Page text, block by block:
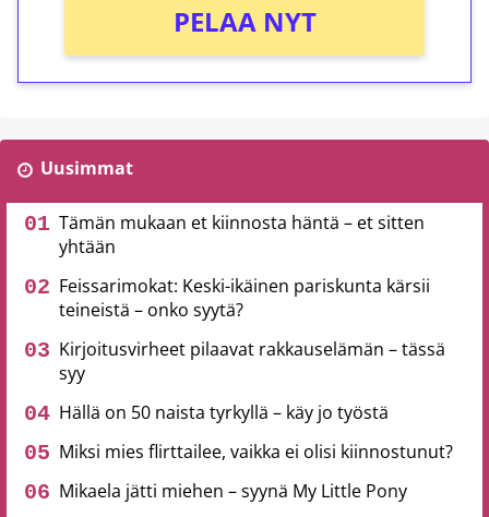
PELAA NYT
Uusimmat
Tämän mukaan et kiinnosta häntä – et sitten
yhtään
Feissarimokat: Keski-ikäinen pariskunta kärsii
teineistä – onko syytä?
Kirjoitusvirheet pilaavat rakkauselämän – tässä
syy
Hällä on 50 naista tyrkyllä – käy jo työstä
Miksi mies flirttailee, vaikka ei olisi kiinnostunut?
Mikaela jätti miehen – syynä My Little Pony